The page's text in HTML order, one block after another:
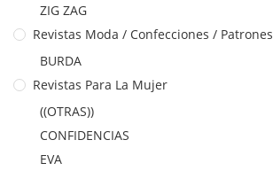
ZIG ZAG
Revistas Moda / Confecciones / Patrones
BURDA
Revistas Para La Mujer
((OTRAS))
CONFIDENCIAS
EVA